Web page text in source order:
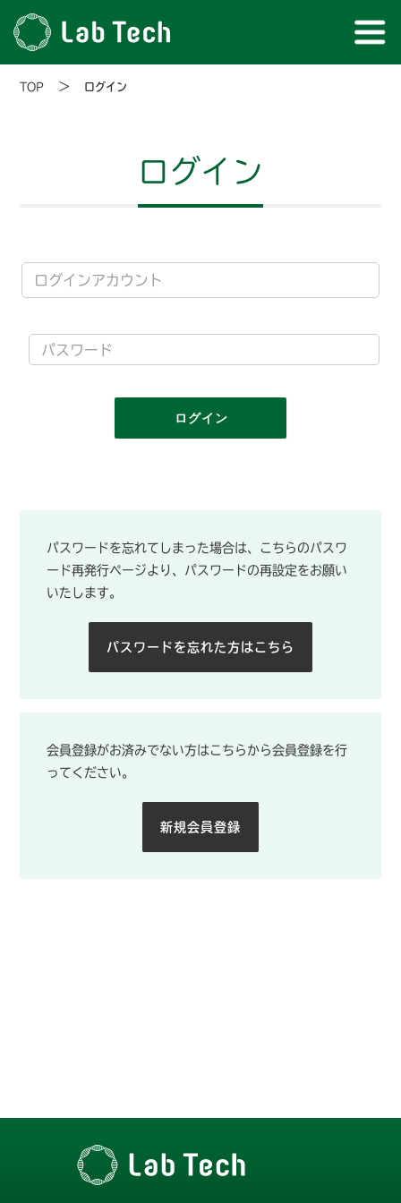
TOP > ログイン
ログイン
ログインアカウント
パスワード
ログイン
パスワードを忘れてしまった場合は、こちらのパスワ
ード再発行ページより、パスワードの再設定をお願い
いたします。
パスワードを忘れた方はこちら
会員登録がお済みでない方はこちらから会員登録を行
ってください。
新規会員登録